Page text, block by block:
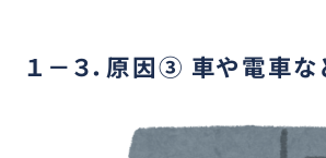
１－３．原因③ 車や電車